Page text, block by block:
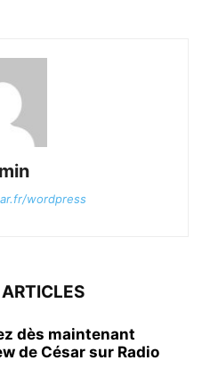
wordpress
dès maintenant
de César sur Radio